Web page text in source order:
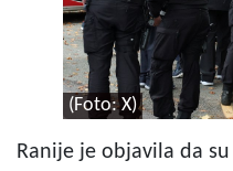
(Foto: X)
Ranije je objavila da